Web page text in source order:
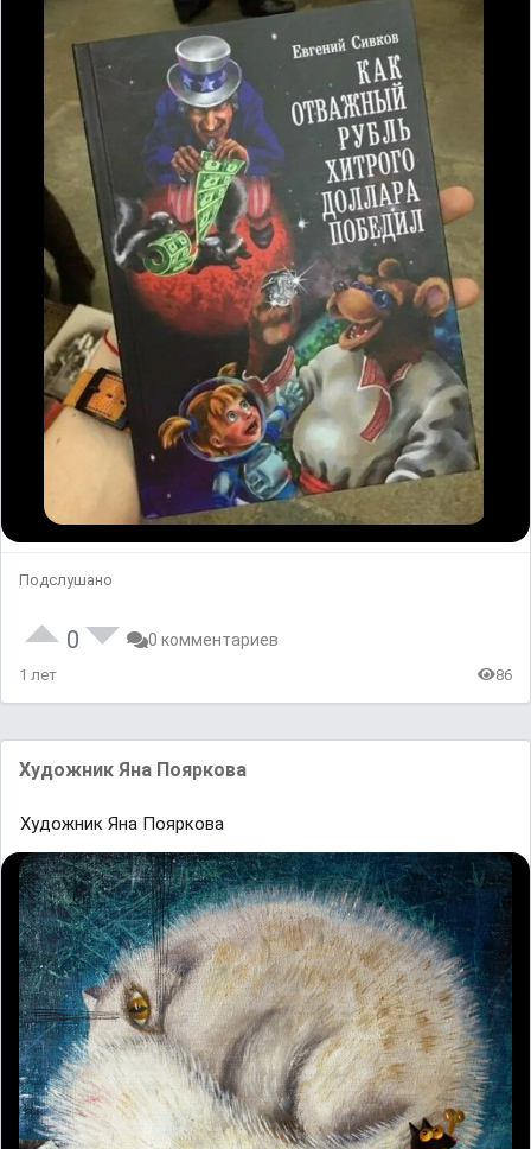
Подслушано
0 0 комментариев
1 лет 86
Художник Яна Пояркова
Художник Яна Пояркова